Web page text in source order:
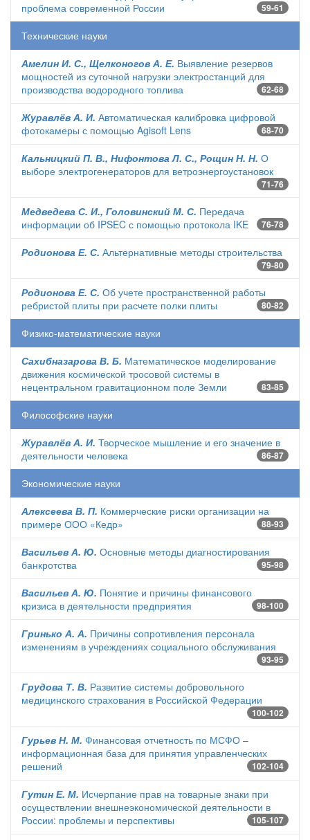
проблема современной России
59-61
Технические науки
Амелин И. С., Щелконогов А. Е. Выявление резервов
мощностей из суточной нагрузки электростанций для
производства водородного топлива
62-68
Журавлёв А. И. Автоматическая калибровка цифровой
фотокамеры с помощью Agisoft Lens
68-70
Кальницкий П. В., Нифонтова Л. С., Рощин Н. Н. О
выборе электрогенераторов для ветроэнергоустановок
71-76
Медведева С. И., Головинский М. С. Передача
информации об IPSEC с помощью протокола IKE
76-78
Родионова Е. С. Альтернативные методы строительства
79-80
Родионова Е. С. Об учете пространственной работы
ребристой плиты при расчете полки плиты
80-82
Физико-математические науки
Сахибназарова В. Б. Математическое моделирование
движения космической тросовой системы в
нецентральном гравитационном поле Земли
83-85
Философские науки
Журавлёв А. И. Творческое мышление и его значение в
деятельности человека
86-87
Экономические науки
Алексеева В. П. Коммерческие риски организации на
примере ООО «Кедр»
88-93
Васильев А. Ю. Основные методы диагностирования
банкротства
95-98
Васильев А. Ю. Понятие и причины финансового
кризиса в деятельности предприятия
98-100
Гринько А. А. Причины сопротивления персонала
изменениям в учреждениях социального обслуживания
93-95
Грудова Т. В. Развитие системы добровольного
медицинского страхования в Российской Федерации
100-102
Гурьев Н. М. Финансовая отчетность по МСФО –
информационная база для принятия управленческих
решений
102-104
Гутин Е. М. Исчерпание прав на товарные знаки при
осуществлении внешнеэкономической деятельности в
России: проблемы и перспективы
105-107